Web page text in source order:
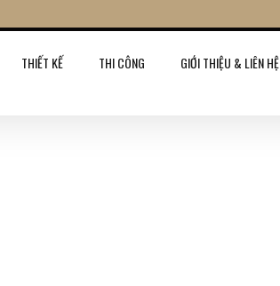
THIẾT KẾ THI CÔNG GIỚI THIỆU & LIÊN HỆ